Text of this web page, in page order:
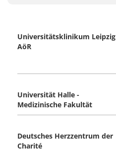
Universitätsklinikum Leipzig
AöR
Universität Halle -
Medizinische Fakultät
Deutsches Herzzentrum der
Charité